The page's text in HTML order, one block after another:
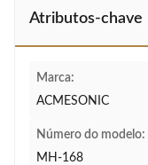
Atributos-chave
Marca:
ACMESONIC
Número do modelo:
MH-168